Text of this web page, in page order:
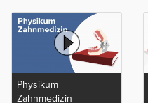
Physikum
Zahnmedizin